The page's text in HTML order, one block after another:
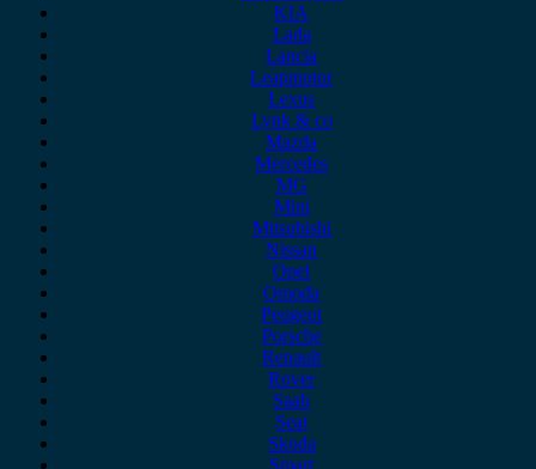
KIA
Lada
Lancia
Leapmotor
Lexus
Lynk & co
Mazda
Mercedes
MG
Mini
Mitsubishi
Nissan
Opel
Omoda
Peugeot
Porsche
Renault
Rover
Saab
Seat
Skoda
Smart